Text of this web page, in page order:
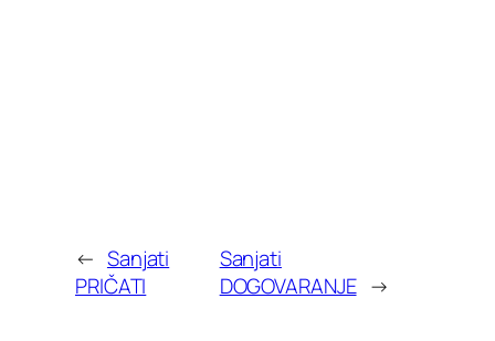
← Sanjati
PRIČATI
Sanjati
DOGOVARANJE →